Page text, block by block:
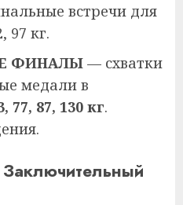
встречи для
97 кг.
ФИНАЛЫ — схватки
медали в
77, 87, 130 кг.